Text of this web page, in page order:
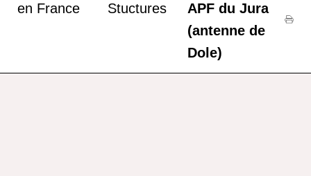
en France
Stuctures
APF du Jura
(antenne de
Dole)